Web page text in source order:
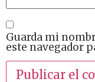
Guarda mi
este navegador